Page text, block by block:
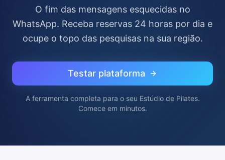
O fim das mensagens esquecidas no
WhatsApp. Receba reservas 24 horas por dia e
ocupe o topo das pesquisas na sua região.
Testar plataforma
A ferramenta completa para o seu Estúdio de Pilates.
Comece em minutos.